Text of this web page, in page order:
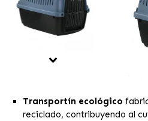
Transportín ecológico
reciclado, contribuyendo al